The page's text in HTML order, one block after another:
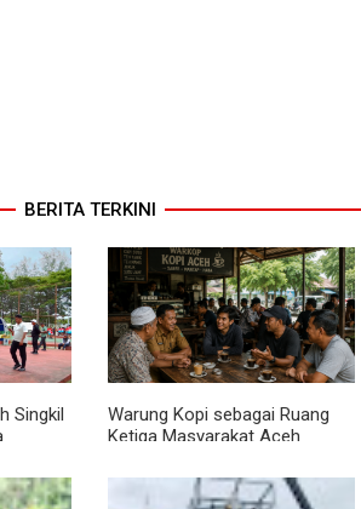
BERITA TERKINI
Singkil
Warung Kopi sebagai Ruang
Ketiga Masyarakat Aceh